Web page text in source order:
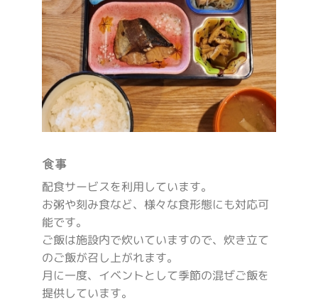
食事
配食サービスを利用しています。
お粥や刻み食など、様々な食形態にも対応可
能です。
ご飯は施設内で炊いていますので、炊き立て
のご飯が召し上がれます。
月に一度、イベントとして季節の混ぜご飯を
提供しています。